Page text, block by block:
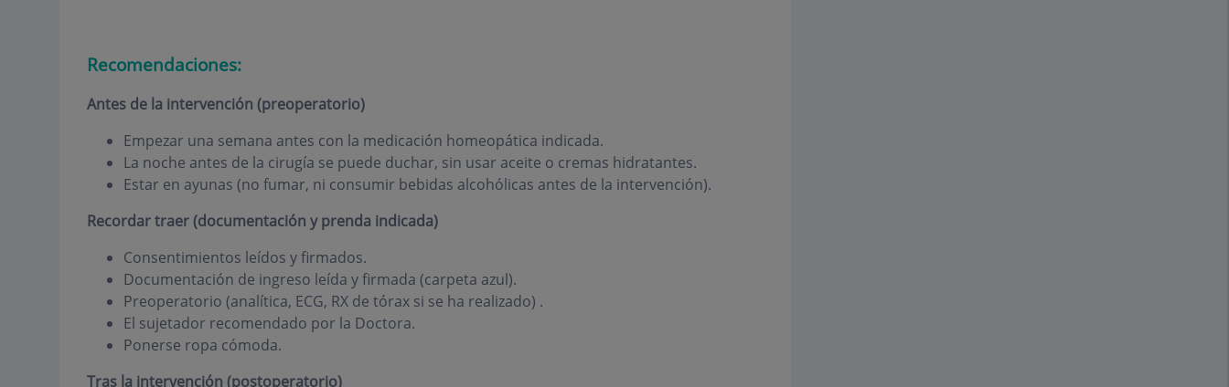
Recomendaciones:
Antes de la intervención (preoperatorio)
Empezar una semana antes con la medicación homeopática indicada.
La noche antes de la cirugía se puede duchar, sin usar aceite o cremas hidratantes.
Estar en ayunas (no fumar, ni consumir bebidas alcohólicas antes de la intervención).
Recordar traer (documentación y prenda indicada)
Consentimientos leídos y firmados.
Documentación de ingreso leída y firmada (carpeta azul).
Preoperatorio (analítica, ECG, RX de tórax si se ha realizado) .
El sujetador recomendado por la Doctora.
Ponerse ropa cómoda.
Tras la intervención (postoperatorio)